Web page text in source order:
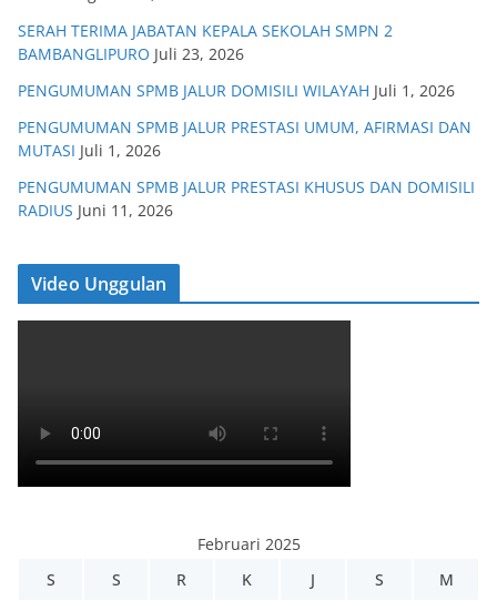
SERAH TERIMA JABATAN KEPALA SEKOLAH SMPN 2
BAMBANGLIPURO Juli 23, 2026
PENGUMUMAN SPMB JALUR DOMISILI WILAYAH Juli 1, 2026
PENGUMUMAN SPMB JALUR PRESTASI UMUM, AFIRMASI DAN
MUTASI Juli 1, 2026
PENGUMUMAN SPMB JALUR PRESTASI KHUSUS DAN DOMISILI
RADIUS Juni 11, 2026
Video Unggulan
Februari 2025
S
S R K J S M